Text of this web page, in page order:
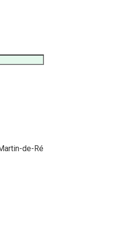
de-Ré